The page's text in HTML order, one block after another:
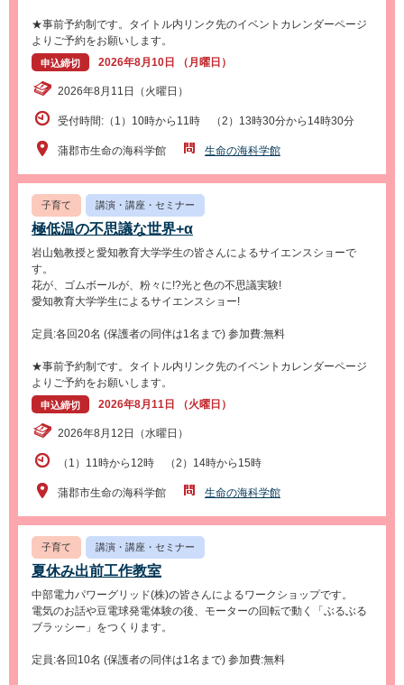
★事前予約制です。タイトル内リンク先のイベントカレンダーページ
よりご予約をお願いします。
申込締切 2026年8月10日 （月曜日）
2026年8月11日（火曜日）
受付時間:（1）10時から11時 （2）13時30分から14時30分
蒲郡市生命の海科学館 生命の海科学館
子育て 講演・講座・セミナー
極低温の不思議な世界+α
岩山勉教授と愛知教育大学学生の皆さんによるサイエンスショーで
す。
花が、ゴムボールが、粉々に!?光と色の不思議実験!
愛知教育大学学生によるサイエンスショー!
定員:各回20名 (保護者の同伴は1名まで) 参加費:無料
★事前予約制です。タイトル内リンク先のイベントカレンダーページ
よりご予約をお願いします。
申込締切 2026年8月11日 （火曜日）
2026年8月12日（水曜日）
（1）11時から12時 （2）14時から15時
蒲郡市生命の海科学館 生命の海科学館
子育て 講演・講座・セミナー
夏休み出前工作教室
中部電力パワーグリッド(株)の皆さんによるワークショップです。
電気のお話や豆電球発電体験の後、モーターの回転で動く「ぶるぶる
ブラッシー」をつくります。
定員:各回10名 (保護者の同伴は1名まで) 参加費:無料